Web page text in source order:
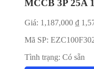
MCCB 3P 25A
Giá: 1,187,000 ₫
Mã SP:
Tình trạng: Có sẵn